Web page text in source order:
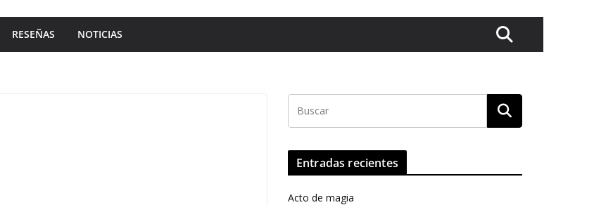
RESEÑAS NOTICIAS
Entradas recientes
Acto de magia